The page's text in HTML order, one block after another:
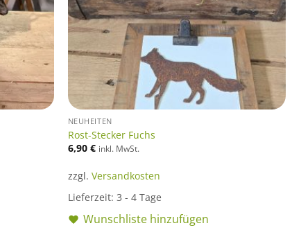
NEUHEITEN
Rost-Stecker Fuchs
6,90 € inkl. MwSt.
zzgl. Versandkosten
Lieferzeit: 3 - 4 Tage
Wunschliste hinzufügen